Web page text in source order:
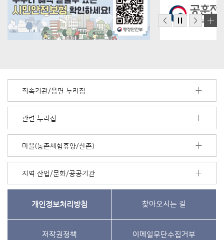
직속기관/읍면 누리집
관련 누리집
마을(농촌체험휴양/산촌)
지역 산업/문화/공공기관
개인정보처리방침 찾아오시는 길
저작권정책 이메일무단수집거부